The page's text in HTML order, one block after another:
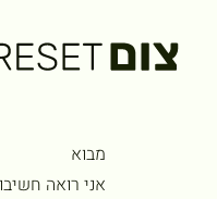
מבוא
אני רואה